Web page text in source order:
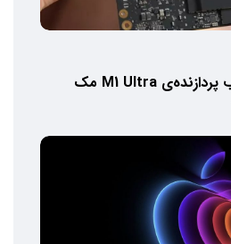
تصاویری از ابعاد عجیب پردازنده‌ی M1 Ultra مک